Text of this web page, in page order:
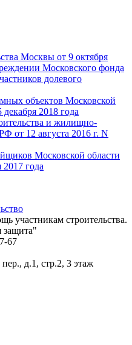
Москвы от 9 октября
Московского фонда
долевого
объектов Московской
2018 года
и жилищно-
от 12 августа 2016 г. N
Московской области
года
участникам строительства.
защита"
67
д.1, стр.2, 3 этаж